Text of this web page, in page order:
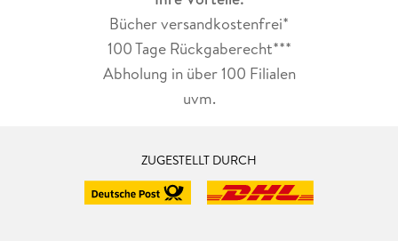
Bücher versandkostenfrei*
100 Tage Rückgaberecht***
Abholung in über 100 Filialen
uvm.
ZUGESTELLT DURCH